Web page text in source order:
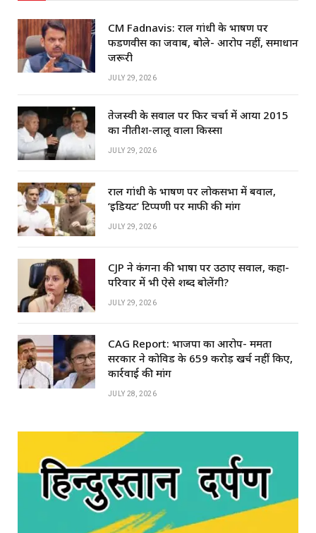
CM Fadnavis: राहुल गांधी के भाषण पर
फडणवीस का जवाब, बोले- आरोप नहीं, समाधान
जरूरी
JULY 29, 2026
तेजस्वी के सवाल पर फिर चर्चा में आया 2015
का नीतीश-लालू वाला किस्सा
JULY 29, 2026
राहुल गांधी के भाषण पर लोकसभा में बवाल,
‘इडियट’ टिप्पणी पर माफी की मांग
JULY 29, 2026
CJP ने कंगना की भाषा पर उठाए सवाल, कहा-
परिवार में भी ऐसे शब्द बोलेंगी?
JULY 29, 2026
CAG Report: भाजपा का आरोप- ममता
सरकार ने कोविड के ₹659 करोड़ खर्च नहीं किए,
कार्रवाई की मांग
JULY 28, 2026